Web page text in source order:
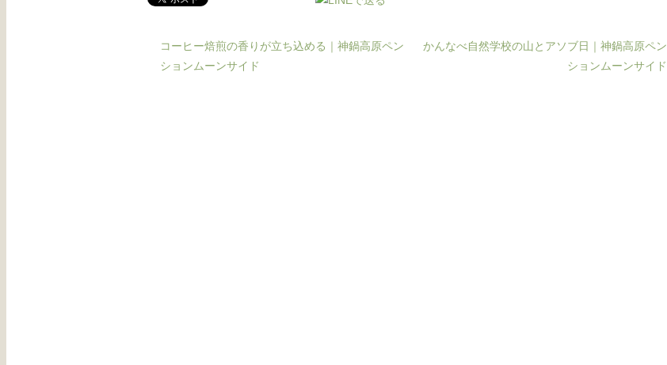
コーヒー焙煎の香りが立ち込める｜神鍋高原ペン
ションムーンサイド
かんなべ自然学校の山とアソブ日｜神鍋高原ペン
ションムーンサイド